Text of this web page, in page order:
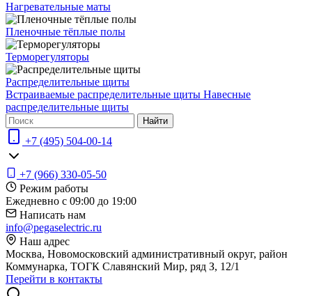
Нагревательные маты
Пленочные тёплые полы
Терморегуляторы
Распределительные щиты
Встраиваемые распределительные щиты Навесные
распределительные щиты
Найти
+7 (495) 504-00-14
+7 (966) 330-05-50
Режим работы
Ежедневно с 09:00 до 19:00
Написать нам
info@pegaselectric.ru
Наш адрес
Москва, Новомосковский административный округ, район
Коммунарка, ТОГК Славянский Мир, ряд З, 12/1
Перейти в контакты